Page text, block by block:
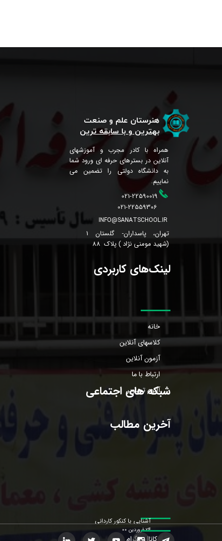
هنرستان علم و صنعت
بهترین و با سابقه ترین
همراه با کادر مجرب و آموزشهای
آنلاین در بسترهای حرفه ای ورود شما
به دانشگاه دولتی را تضمین می
نماییم.
021-22559306
INFO@SANATSCHOOL.IR
تهران، پاسداران- گلستان 1
(شهید مومنی نژاد ) پلاک 88
021-22590019
لینک‌های کاربردی
خانه
کلاسهای آنلاین
آزمون آنلاین
ارتباط با ما
آلبوم تصاویر
آخرین مطالب
آشنایی با کنکور کاردانی
۲۴ فروردین ۰۰
شبکه های اجتماعی